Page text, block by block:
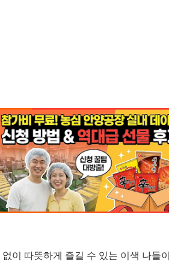
이 따뜻하게 즐길 수 있는 이색 나들